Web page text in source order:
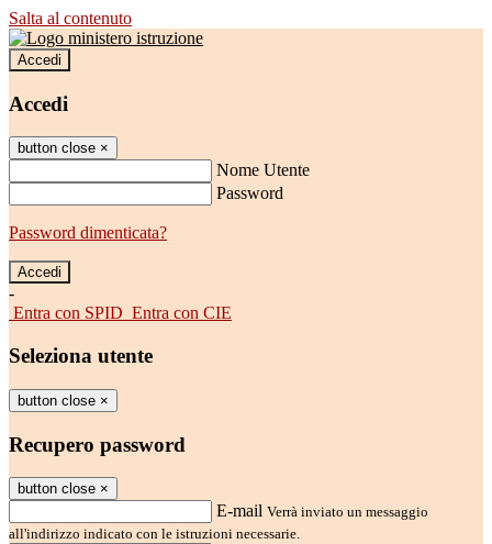
Salta al contenuto
Accedi
Accedi
button close ×
Nome Utente
Password
Password dimenticata?
-
Entra con SPID Entra con CIE
Seleziona utente
button close ×
Recupero password
button close ×
E-mail Verrà inviato un messaggio
all'indirizzo indicato con le istruzioni necessarie.